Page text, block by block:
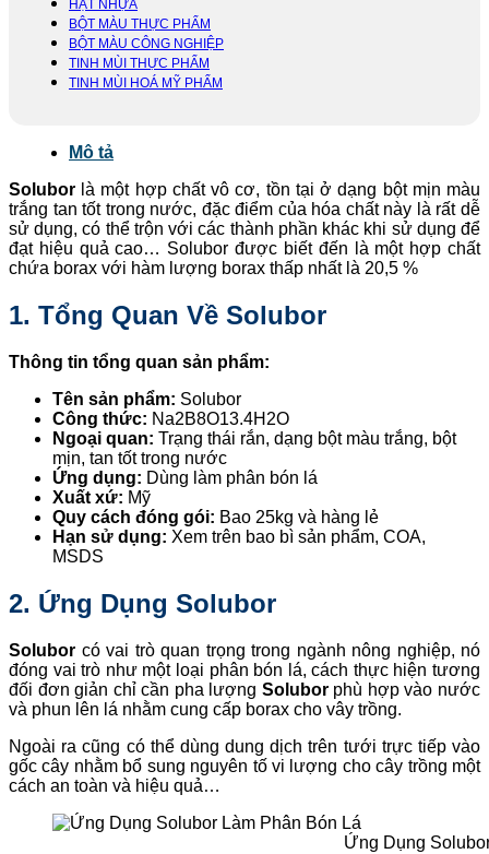
HẠT NHỰA
BỘT MÀU THỰC PHẨM
BỘT MÀU CÔNG NGHIỆP
TINH MÙI THỰC PHẨM
TINH MÙI HOÁ MỸ PHẨM
Mô tả
Solubor là một hợp chất vô cơ, tồn tại ở dạng bột mịn màu
trắng tan tốt trong nước, đặc điểm của hóa chất này là rất dễ
sử dụng, có thể trộn với các thành phần khác khi sử dụng để
đạt hiệu quả cao… Solubor được biết đến là một hợp chất
chứa borax với hàm lượng borax thấp nhất là 20,5 %
1. Tổng Quan Về Solubor
Thông tin tổng quan sản phẩm:
Tên sản phẩm: Solubor
Công thức: Na2B8O13.4H2O
Ngoại quan: Trạng thái rắn, dạng bột màu trắng, bột
mịn, tan tốt trong nước
Ứng dụng: Dùng làm phân bón lá
Xuất xứ: Mỹ
Quy cách đóng gói: Bao 25kg và hàng lẻ
Hạn sử dụng: Xem trên bao bì sản phẩm, COA,
MSDS
2. Ứng Dụng Solubor
Solubor có vai trò quan trọng trong ngành nông nghiệp, nó
đóng vai trò như một loại phân bón lá, cách thực hiện tương
đối đơn giản chỉ cần pha lượng Soluborphù hợp vào nước
và phun lên lá nhằm cung cấp borax cho vây trồng.
Ngoài ra cũng có thể dùng dung dịch trên tưới trực tiếp vào
gốc cây nhằm bổ sung nguyên tố vi lượng cho cây trồng một
cách an toàn và hiệu quả…
Ứng Dụng